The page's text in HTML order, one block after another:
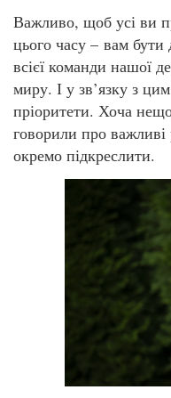
Важливо, щоб усі ви
цього часу – вам
всієї команди нашої
миру. І у зв’язку з
пріоритети. Хоча
говорили про важливі
окремо підкреслити.